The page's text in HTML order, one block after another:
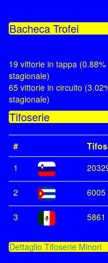
Bacheca Trofei
19 vittorie in tappa
stagionale)
65 vittorie in circuito
stagionale)
Tifoserie
#
1
2 6005
3 5861
Dettaglio Tifoserie Minori